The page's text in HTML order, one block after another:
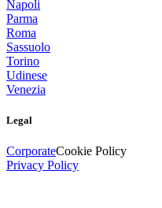
Napoli
Parma
Roma
Sassuolo
Torino
Udinese
Venezia
Legal
CorporateCookie Policy
Privacy Policy